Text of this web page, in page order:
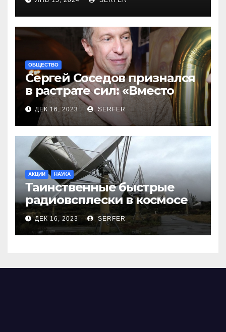
ОБЩЕСТВО
Сергей Соседов признался
в растрате сил: «Вместо
меня взяли Пригожина»
ДЕК 16, 2023 SERFER
АКЦИИ НАУКА
Таинственные быстрые
радиовсплески в космосе
сделались все более
странными
ДЕК 16, 2023 SERFER